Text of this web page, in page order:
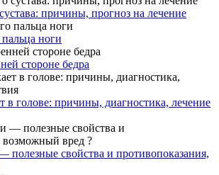
причины, прогноз на лечение
ноги
стороне бедра
в голове: причины, диагностика, лечение
полезные свойства и противопоказания,